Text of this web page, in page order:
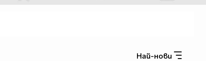
Най-нови